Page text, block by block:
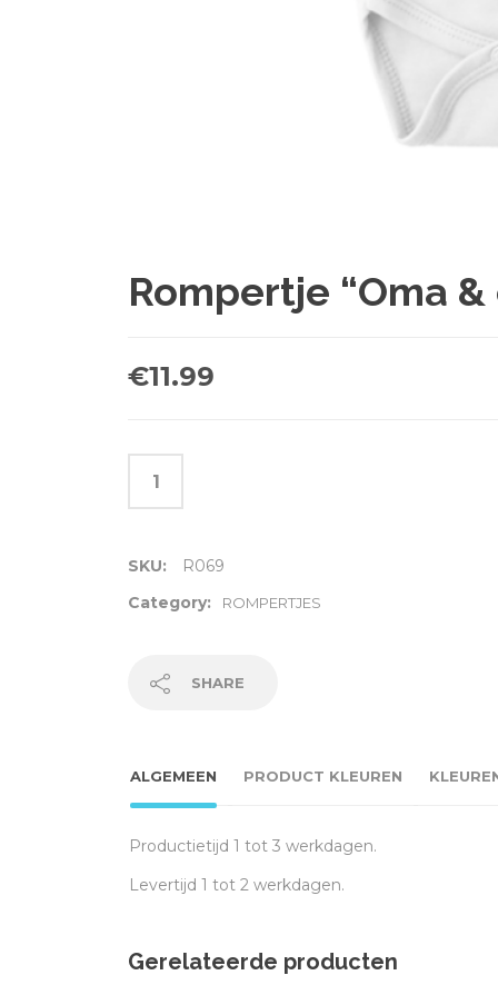
Rompertje “Oma &
€11.99
SKU:
R069
Category:
ROMPERTJES
SHARE
ALGEMEEN PRODUCT KLEUREN
Productietijd 1 tot 3 werkdagen.
Levertijd 1 tot 2 werkdagen.
Gerelateerde producten